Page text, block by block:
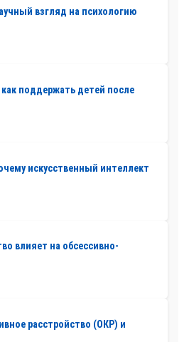
взгляд на психологию
поддержать детей после
искусственный интеллект
влияет на обсессивно-
расстройство (ОКР) и